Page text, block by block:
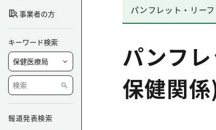
事業者の方
キーワード検索
報道発表検索
パンフレット・リー
パンフ
保健関